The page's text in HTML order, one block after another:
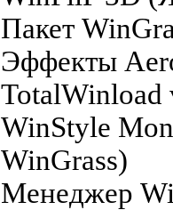
Пакет
Эффекты
TotalWinload
WinStyle
WinGrass)
Менеджер